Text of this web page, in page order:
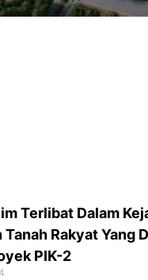
Terlibat Dalam
Tanah Rakyat Yang
PIK-2